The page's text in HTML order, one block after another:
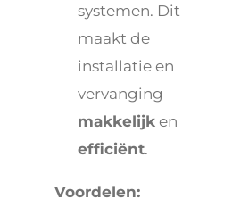
systemen. Dit
maakt de
installatie en
vervanging
makkelijken
efficiënt.
Voordelen: